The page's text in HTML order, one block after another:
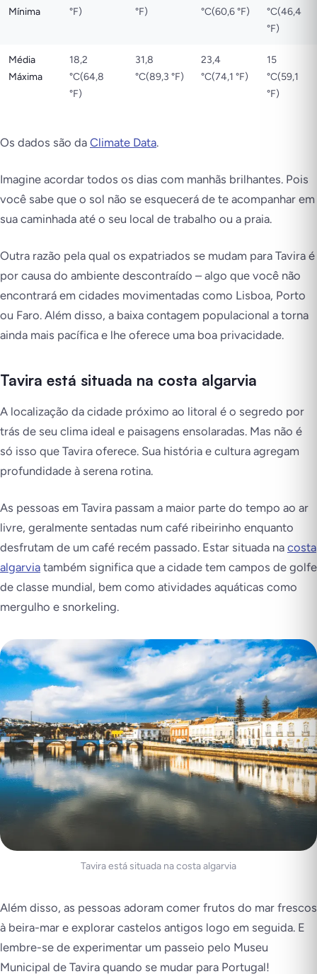
Mínima
°F)
°F)
°C(60,6 °F)
°C(46,4
°F)
Média
Máxima
18,2
°C(64,8
°F)
31,8
°C(89,3 °F)
23,4
°C(74,1 °F)
15
°C(59,1
°F)
Os dados são da Climate Data.
Imagine acordar todos os dias com manhãs brilhantes. Pois
você sabe que o sol não se esquecerá de te acompanhar em
sua caminhada até o seu local de trabalho ou a praia.
Outra razão pela qual os expatriados se mudam para Tavira é
por causa do ambiente descontraído – algo que você não
encontrará em cidades movimentadas como Lisboa, Porto
ou Faro. Além disso, a baixa contagem populacional a torna
ainda mais pacífica e lhe oferece uma boa privacidade.
Tavira está situada na costa algarvia
A localização da cidade próximo ao litoral é o segredo por
trás de seu clima ideal e paisagens ensolaradas. Mas não é
só isso que Tavira oferece. Sua história e cultura agregam
profundidade à serena rotina.
As pessoas em Tavira passam a maior parte do tempo ao ar
livre, geralmente sentadas num café ribeirinho enquanto
desfrutam de um café recém passado. Estar situada na costa
algarvia também significa que a cidade tem campos de golfe
de classe mundial, bem como atividades aquáticas como
mergulho e snorkeling.
Tavira está situada na costa algarvia
Além disso, as pessoas adoram comer frutos do mar frescos
à beira-mar e explorar castelos antigos logo em seguida. E
lembre-se de experimentar um passeio pelo Museu
Municipal de Tavira quando se mudar para Portugal!